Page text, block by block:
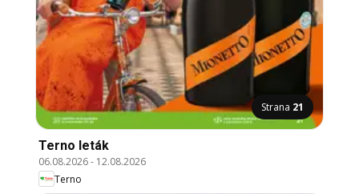
Strana 21
Terno leták
06.08.2026- 12.08.2026
Terno